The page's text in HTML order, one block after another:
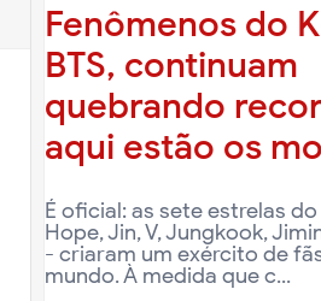
Fenômenos do
BTS, continuam
quebrando
aqui estão os
É oficial: as sete estrelas do
Hope, Jin, V, Jungkook,
- criaram um exército de
mundo. À medida que c...